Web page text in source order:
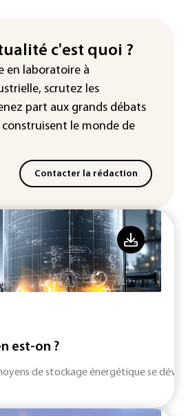
de maïs
progressif de la
prochains jours en
c'est quoi ?
en laboratoire à
scrutez les
part aux grands débats
construisent le monde de
Contacter la rédaction
est-on ?
de stockage énergétique se